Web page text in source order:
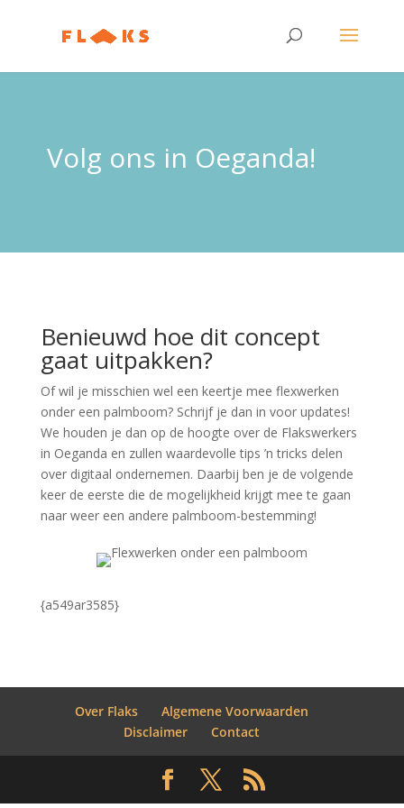
Volg ons in Oeganda!
Benieuwd hoe dit concept
gaat uitpakken?
Of wil je misschien wel een keertje mee flexwerken
onder een palmboom? Schrijf je dan in voor updates!
We houden je dan op de hoogte over de Flakswerkers
in Oeganda en zullen waardevolle tips ’n tricks delen
over digitaal ondernemen. Daarbij ben je de volgende
keer de eerste die de mogelijkheid krijgt mee te gaan
naar weer een andere palmboom-bestemming!
{a549ar3585}
Over Flaks
Algemene Voorwaarden
Disclaimer
Contact